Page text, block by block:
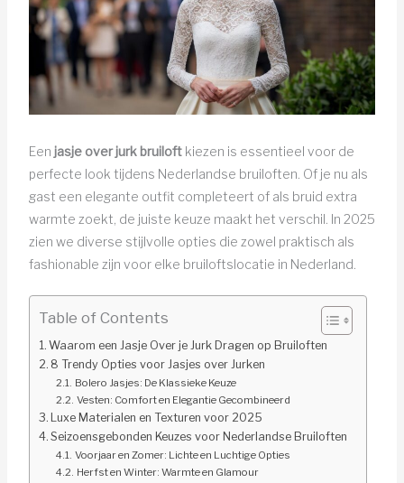
Een jasje over jurk bruiloftkiezen is essentieel voor de
perfecte look tijdens Nederlandse bruiloften. Of je nu als
gast een elegante outfit completeert of als bruid extra
warmte zoekt, de juiste keuze maakt het verschil. In 2025
zien we diverse stijlvolle opties die zowel praktisch als
fashionable zijn voor elke bruiloftslocatie in Nederland.
Table of Contents
Waarom een Jasje Over je Jurk Dragen op Bruiloften
8 Trendy Opties voor Jasjes over Jurken
Bolero Jasjes: De Klassieke Keuze
Vesten: Comfort en Elegantie Gecombineerd
Luxe Materialen en Texturen voor 2025
Seizoensgebonden Keuzes voor Nederlandse Bruiloften
Voorjaar en Zomer: Lichte en Luchtige Opties
Herfst en Winter: Warmte en Glamour